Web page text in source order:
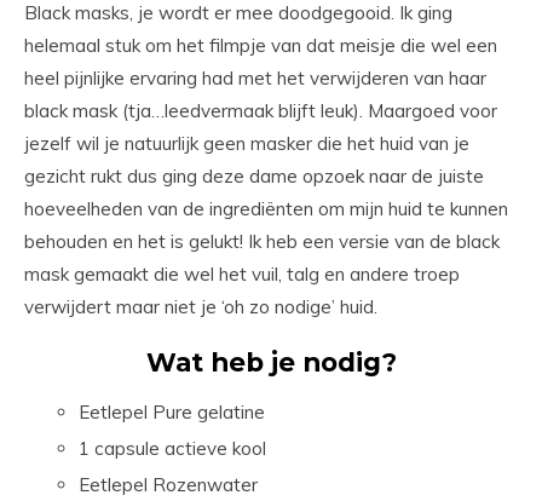
Black masks, je wordt er mee doodgegooid. Ik ging
helemaal stuk om het filmpje van dat meisje die wel een
heel pijnlijke ervaring had met het verwijderen van haar
black mask (tja…leedvermaak blijft leuk). Maargoed voor
jezelf wil je natuurlijk geen masker die het huid van je
gezicht rukt dus ging deze dame opzoek naar de juiste
hoeveelheden van de ingrediënten om mijn huid te kunnen
behouden en het is gelukt! Ik heb een versie van de black
mask gemaakt die wel het vuil, talg en andere troep
verwijdert maar niet je ‘oh zo nodige’ huid.
Wat heb je nodig?
Eetlepel Pure gelatine
1 capsule actieve kool
Eetlepel Rozenwater